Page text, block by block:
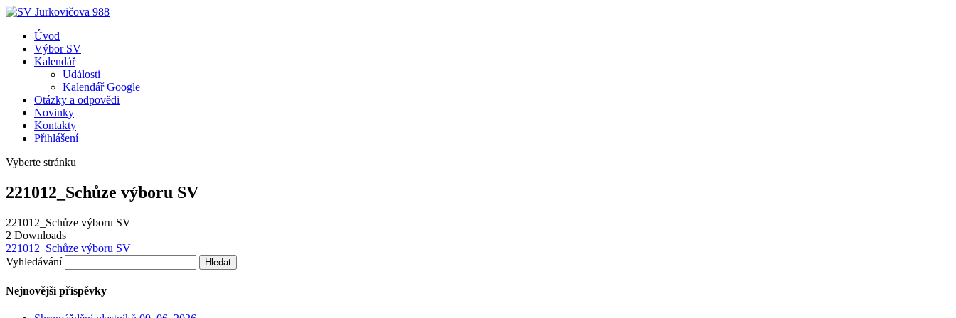
Úvod
Výbor SV
Kalendář
Události
Kalendář Google
Otázky a odpovědi
Novinky
Kontakty
Přihlášení
Vyberte stránku
221012_Schůze výboru SV
221012_Schůze výboru SV
2 Downloads
221012_Schůze výboru SV
Vyhledávání
Nejnovější příspěvky